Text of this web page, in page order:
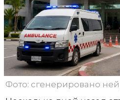
Фото: сгенерировано